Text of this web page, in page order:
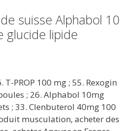
suisse Alphabol 10
glucide lipide
T-PROP 100 mg ; 55. Rexogin
; 26. Alphabol 10mg
; 33. Clenbuterol 40mg 100
musculation, acheter des